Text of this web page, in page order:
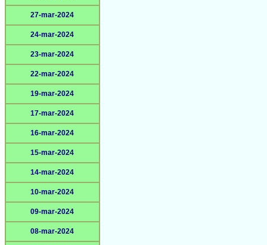
27-mar-2024
24-mar-2024
23-mar-2024
22-mar-2024
19-mar-2024
17-mar-2024
16-mar-2024
15-mar-2024
14-mar-2024
10-mar-2024
09-mar-2024
08-mar-2024